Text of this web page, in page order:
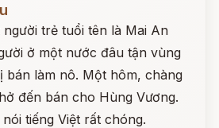
trẻ tuổi tên là Mai An
ở một nước đâu tận vùng
bán làm nô. Một hôm, chàng
đến bán cho Hùng Vương.
tiếng Việt rất chóng.